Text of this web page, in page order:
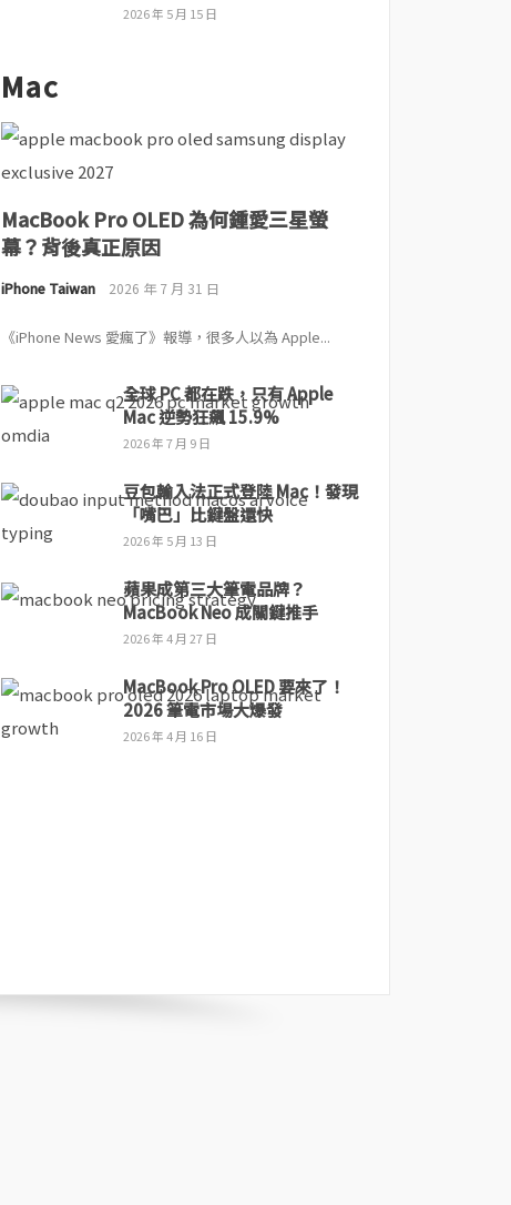
2026 年 5 月 15 日
Mac
MacBook Pro OLED 為何鍾愛三星螢
幕？背後真正原因
iPhone Taiwan 2026 年 7 月 31 日
《iPhone News 愛瘋了》報導，很多人以為 Apple...
全球 PC 都在跌，只有 Apple
Mac 逆勢狂飆 15.9%
2026 年 7 月 9 日
豆包輸入法正式登陸 Mac！發現
「嘴巴」比鍵盤還快
2026 年 5 月 13 日
蘋果成第三大筆電品牌？
MacBook Neo 成關鍵推手
2026 年 4 月 27 日
MacBook Pro OLED 要來了！
2026 筆電市場大爆發
2026 年 4 月 16 日